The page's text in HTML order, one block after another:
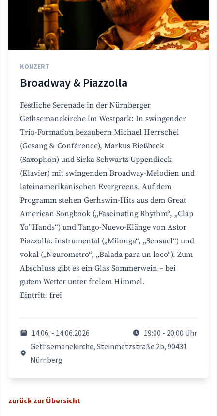
KONZERT
Broadway & Piazzolla
Festliche Serenade in der Nürnberger
Gethsemanekirche im Westpark: In swingender
Trio-Formation bezaubern Michael Herrschel
(Gesang & Conférence), Markus Rießbeck
(Saxophon) und Sirka Schwartz-Uppendieck
(Klavier) mit swingenden Broadway-Melodien und
lateinamerikanischen Evergreens. Auf dem
Programm stehen Gerhswin-Hits aus dem Great
American Songbook („Fascinating Rhythm“, „Clap
Yo’ Hands“) und Tango-Nuevo-Klänge von Astor
Piazzolla: instrumental („Milonga“, „Sensuel“) und
vokal („Neurometro“, „Balada para un loco“). Zum
Abschluss gibt es ein Glas Sommerwein – bei
gutem Wetter unter freiem Himmel.
Eintritt: frei
14.06. - 14.06.2026
19:00 - 20:00 Uhr
Gethsemanekirche, Steinmetzstraße 2b, 90431
Nürnberg
zurück zur Übersicht